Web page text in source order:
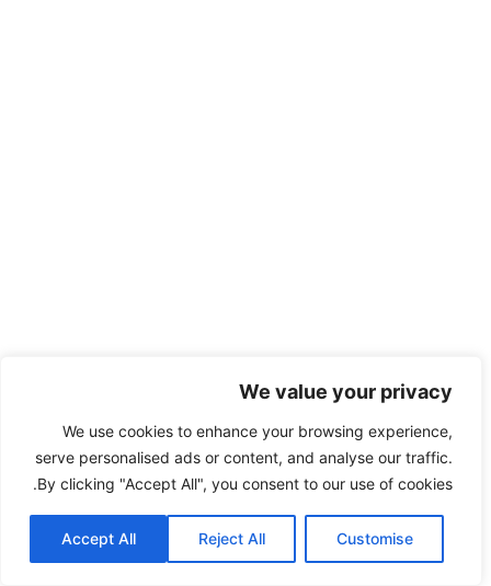
We value your privacy
We use cookies to enhance your browsing experience,
serve personalised ads or content, and analyse our traffic.
By clicking "Accept All", you consent to our use of cookies.
Customise
Reject All
Accept All